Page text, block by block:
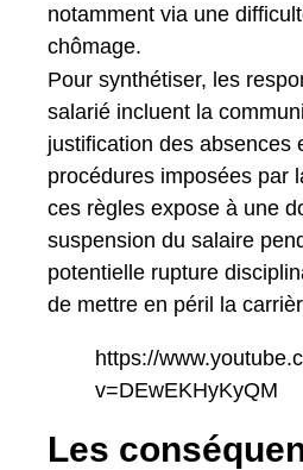
notamment via une
chômage.
Pour synthétiser, les
salarié incluent la
justification des absences
procédures imposées par
ces règles expose à une
suspension du salaire
potentielle rupture
de mettre en péril la
https://
v=DEwEKHyKyQM
Les